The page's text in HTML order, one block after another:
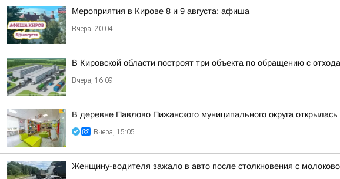
Мероприятия в Кирове 8 и 9 августа: афиша
Вчера, 20:04
В Кировской области построят три объекта по обращению с
Вчера, 16:09
В деревне Павлово Пижанского муниципального округа
Вчера, 15:05
Женщину-водителя зажало в авто после столкновения с